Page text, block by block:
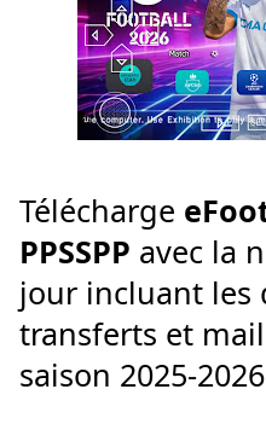
Télécharge
PPSSPP avec la
jour incluant les
transferts et
saison 2025-